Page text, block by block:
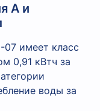
A и
07 имеет класс
0,91 кВтч за
воды за